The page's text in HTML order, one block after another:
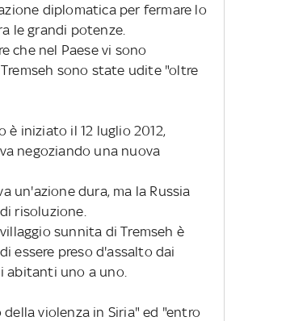
diplomatica per fermare lo
le grandi potenze.
che nel Paese vi sono
sono state udite "oltre
iniziato il 12 luglio 2012,
negoziando una nuova
un'azione dura, ma la Russia
risoluzione.
sunnita di Tremseh è
essere preso d'assalto dai
abitanti uno a uno.
violenza in Siria" ed "entro